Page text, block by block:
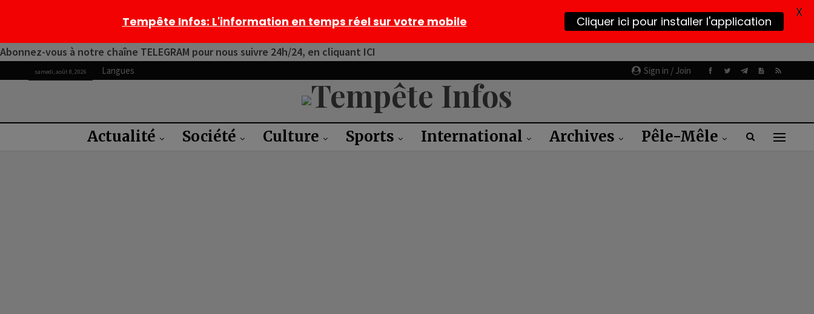
Abonnez-vous à notre chaîne TELEGRAM pour nous suivre 24h/24, en cliquant ICI
Sign in / Join
samedi, août 8, 2026 Langues
Actualité Société Culture Sports International Archives Pêle-Mêle
Tempête Infos: L'information en temps réel sur votre mobile Cliquer ici pour installer l'application X